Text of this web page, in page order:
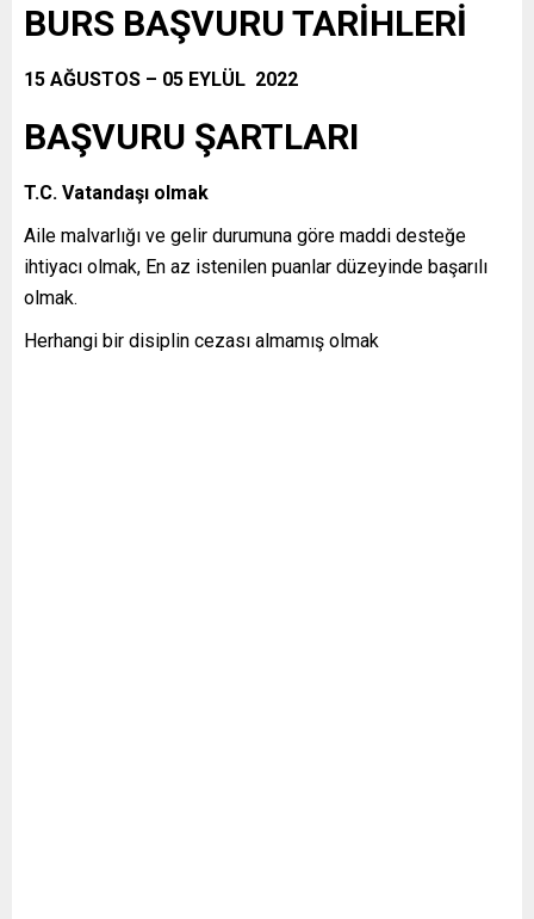
BURS BAŞVURU TARİHLERİ
15 AĞUSTOS – 05 EYLÜL 2022
BAŞVURU ŞARTLARI
T.C. Vatandaşı olmak
Aile malvarlığı ve gelir durumuna göre maddi desteğe
ihtiyacı olmak, En az istenilen puanlar düzeyinde başarılı
olmak.
Herhangi bir disiplin cezası almamış olmak